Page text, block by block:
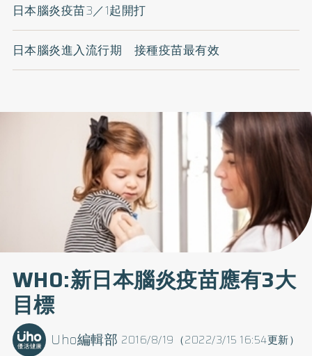
日本腦炎疫苗3／1起開打
日本腦炎進入流行期 接種疫苗最有效
WHO:新日本腦炎疫苗應有3大
目標
2016/8/19（2022/3/15 16:54更新）
Uho編輯部